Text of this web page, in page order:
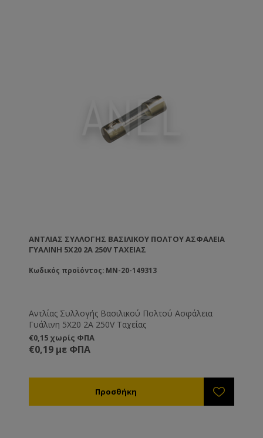
ΑΝΤΛΊΑΣ ΣΥΛΛΟΓΉΣ ΒΑΣΙΛΙΚΟΎ ΠΟΛΤΟΎ ΑΣΦΆΛΕΙΑ
ΓΥΆΛΙΝΗ 5Χ20 2Α 250V ΤΑΧΕΊΑΣ
Κωδικός προϊόντος: MN-20-149313
Αντλίας Συλλογής Βασιλικού Πολτού Ασφάλεια
Γυάλινη 5Χ20 2Α 250V Ταχείας
€0,15 χωρίς ΦΠΑ
€0,19 με ΦΠΑ